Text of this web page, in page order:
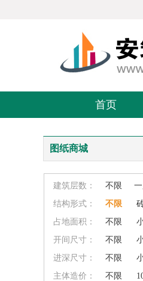
首页
图纸商城
建筑层数： 不限
结构形式：
不限
占地面积：
不限
开间尺寸：
不限
进深尺寸：
不限
主体造价：
不限